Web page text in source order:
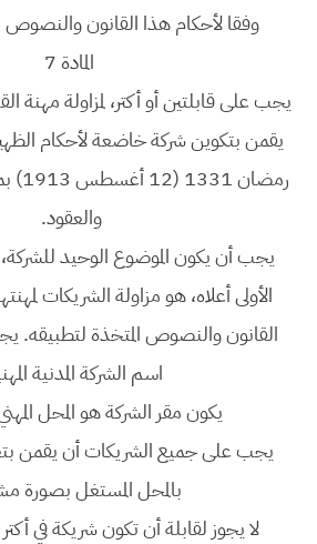
وفقا لأحكام هذا القانون والنصوص
المادة 7
يجب على قابلتين أو أكتر، لمزاولة مهنة
والعقود.
يجب أن يكون الموضوع الوحيد للشركة،
الأولى أعلاه، هو مزاولة الشريكات
القانون والنصوص المتخذة لتطبيقه.
اسم الشركة المدنية
يكون مقر الشركة هو المحل
يجب على جميع الشريكات أن يقمن
بالمحل المستغل بصورة
لا يجوز لقابلة أن تكون شريكة في